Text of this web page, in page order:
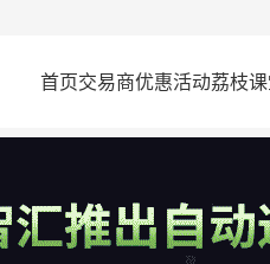
首页交易商优惠活动荔枝